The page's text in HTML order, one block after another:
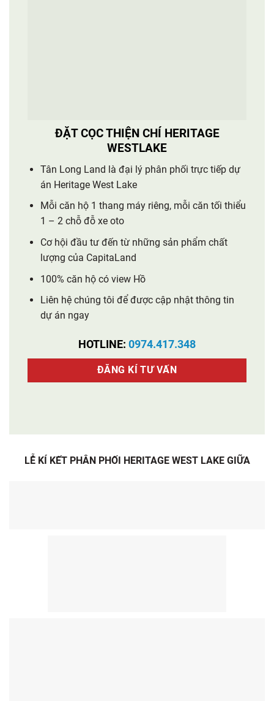
ĐẶT CỌC THIỆN CHÍ HERITAGE
WESTLAKE
Tân Long Land là đại lý phân phối trực tiếp dự
án Heritage West Lake
Mỗi căn hộ 1 thang máy riêng, mỗi căn tối thiểu
1 – 2 chỗ đỗ xe oto
Cơ hội đầu tư đến từ những sản phẩm chất
lượng của CapitaLand
100% căn hộ có view Hồ
Liên hệ chúng tôi để được cập nhật thông tin
dự án ngay
HOTLINE: 0974.417.348
ĐĂNG KÍ TƯ VẤN
LỄ KÍ KẾT PHÂN PHỐI HERITAGE WEST LAKE GIỮA